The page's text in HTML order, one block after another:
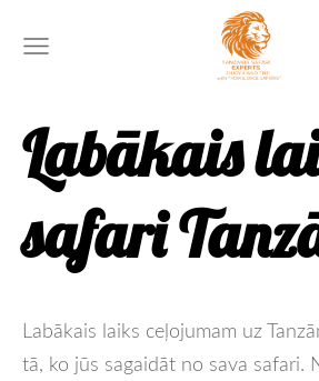
Labākais
safari
Labākais laiks ceļojumam uz
tā, ko jūs sagaidāt no sava safari.